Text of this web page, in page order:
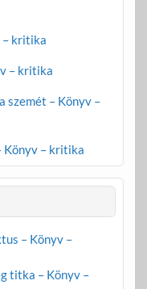
– kritika
– kritika
szemét – Könyv –
Könyv – kritika
– Könyv –
titka – Könyv –